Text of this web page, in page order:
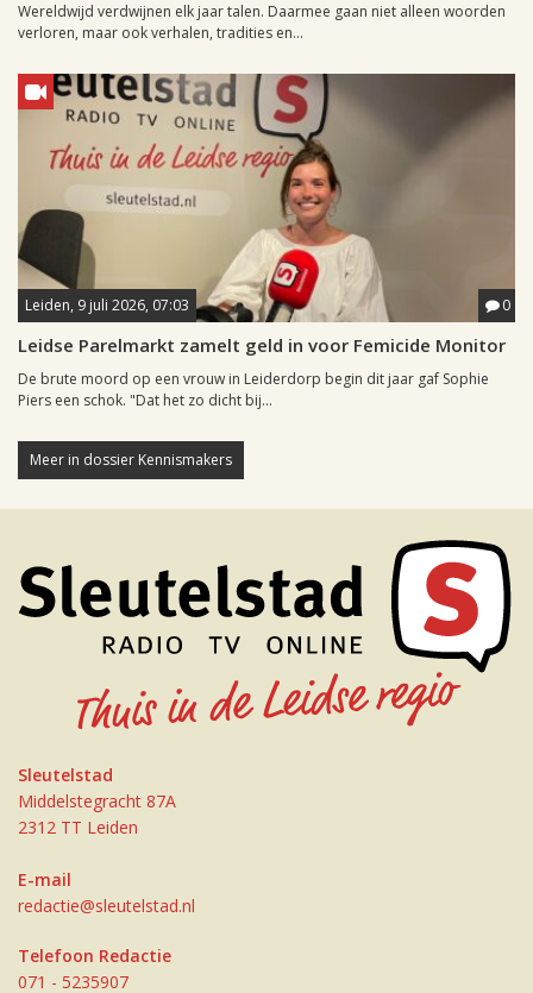
Wereldwijd verdwijnen elk jaar talen. Daarmee gaan niet alleen woorden
verloren, maar ook verhalen, tradities en...
Leiden, 9 juli 2026, 07:03 0
Leidse Parelmarkt zamelt geld in voor Femicide Monitor
De brute moord op een vrouw in Leiderdorp begin dit jaar gaf Sophie
Piers een schok. "Dat het zo dicht bij...
Meer in dossier Kennismakers
Sleutelstad
Middelstegracht 87A
2312 TT Leiden
E-mail
redactie@sleutelstad.nl
Telefoon Redactie
071 - 5235907